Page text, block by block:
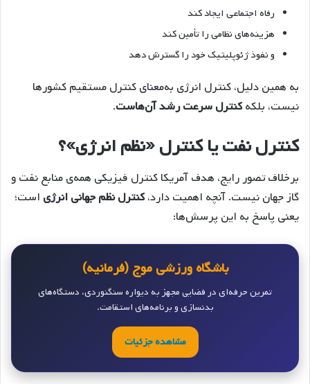
رفاه اجتماعی ایجاد کند
هزینه‌های نظامی را تأمین کند
و نفوذ ژئوپلیتیک خود را گسترش دهد
به همین دلیل، کنترل انرژی به‌معنای کنترل مستقیم کشورها
نیست، بلکهکنترل سرعت رشد آن‌هاست.
کنترل نفت یا کنترل «نظم انرژی»؟
برخلاف تصور رایج، هدف آمریکا کنترل فیزیکی همه‌ی منابع نفت و
گاز جهان نیست. آنچه اهمیت دارد،کنترل نظم جهانی انرژی است؛
یعنی پاسخ به این پرسش‌ها:
باشگاه ورزشی موج (فرمانیه)
تمرین حرفه‌ای در فضایی مجهز به دیواره سنگنوردی، دستگاه‌های
بدنسازی و برنامه‌های استقامت.
مشاهده جزئیات